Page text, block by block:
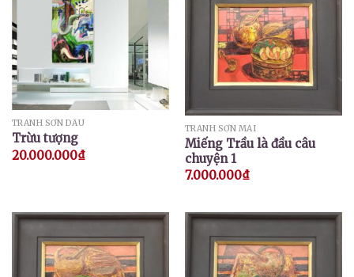
TRANH SƠN DẦU
Trừu tượng
20.000.000₫
TRANH SƠN MÀI
Miếng Trầu là đầu câu
chuyện 1
7.000.000₫